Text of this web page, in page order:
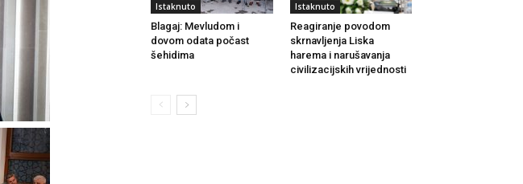
Istaknuto
Blagaj: Mevludom i
dovom odata počast
šehidima
Istaknuto
Reagiranje povodom
skrnavljenja Liska
harema i narušavanja
civilizacijskih vrijednosti